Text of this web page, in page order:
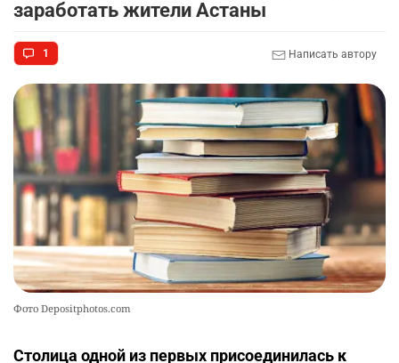
заработать жители Астаны
1 Написать автору
Фото Depositphotos.com
Столица одной из первых присоединилась к